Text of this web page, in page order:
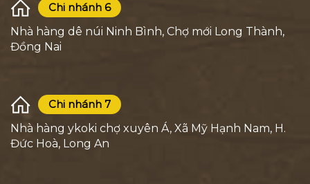
Chi nhánh 6
Nhà hàng dê núi Ninh Bình, Chợ mới Long Thành,
Đồng Nai
Chi nhánh 7
Nhà hàng ykoki chợ xuyên Á, Xã Mỹ Hạnh Nam, H.
Đức Hoà, Long An